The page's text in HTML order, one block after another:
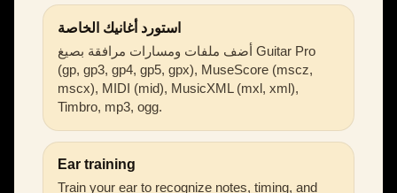
استورد أغانيك الخاصة
أضف ملفات ومسارات مرافقة بصيغ Guitar Pro
(gp, gp3, gp4, gp5, gpx), MuseScore (mscz,
mscx), MIDI (mid), MusicXML (mxl, xml),
Timbro, mp3, ogg.
Ear training
Train your ear to recognize notes, timing, and